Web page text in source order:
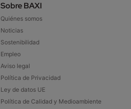
Sobre BAXI​
Quiénes somos
Noticias
Sostenibilidad​
Empleo
Aviso legal
Política de Privacidad
Ley de datos UE
Política de Calidad y Medioambiente